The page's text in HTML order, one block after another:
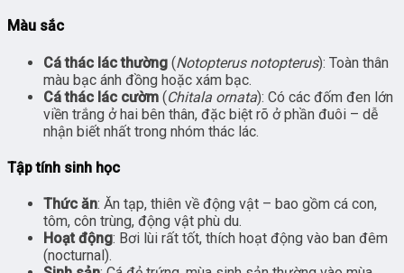
Màu sắc
Cá thác lác thường (Notopterus notopterus): Toàn thân
màu bạc ánh đồng hoặc xám bạc.
Cá thác lác cườm (Chitala ornata): Có các đốm đen lớn
viền trắng ở hai bên thân, đặc biệt rõ ở phần đuôi – dễ
nhận biết nhất trong nhóm thác lác.
Tập tính sinh học
Thức ăn: Ăn tạp, thiên về động vật – bao gồm cá con,
tôm, côn trùng, động vật phù du.
Hoạt động: Bơi lùi rất tốt, thích hoạt động vào ban đêm
(nocturnal).